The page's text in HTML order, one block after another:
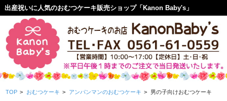
出産祝いに人気のおむつケーキ販売ショップ「Kanon Baby's」
TOP > おむつケーキ > アンパンマンのおむつケーキ > 男の子向けおむつケーキ